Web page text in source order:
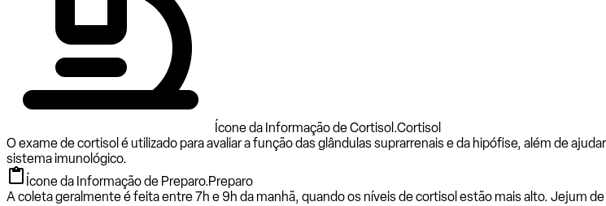
Ícone da Informação de Cortisol.Cortisol
O exame de cortisol é utilizado para avaliar a função das glândulas suprarrenais e da hipófise, além de
sistema imunológico.
Ícone da Informação de Preparo.Preparo
A coleta geralmente é feita entre 7h e 9h da manhã, quando os níveis de cortisol estão mais alto. Jejum